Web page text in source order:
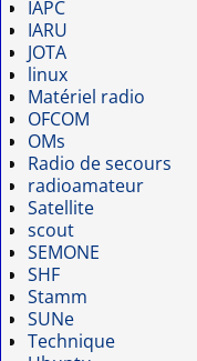
IAPC
IARU
JOTA
linux
Matériel radio
OFCOM
OMs
Radio de secours
radioamateur
Satellite
scout
SEMONE
SHF
Stamm
SUNe
Technique